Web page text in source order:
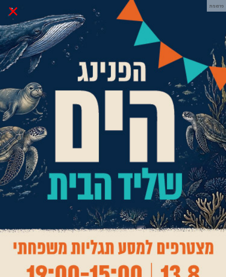
× פרסומת